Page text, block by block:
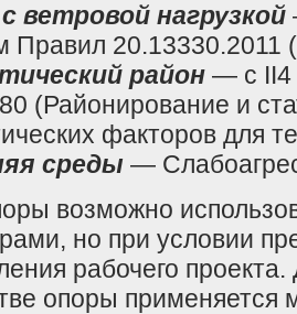
ветровой нагрузкой
Правил 20.13330.2011
район — c II4
(Районирование и
факторов для
среды —
возможно
но при условии
рабочего
опоры применяется